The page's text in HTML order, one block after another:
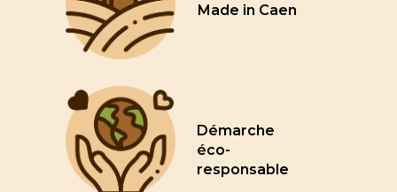
Made in Caen
Démarche
éco-
responsable